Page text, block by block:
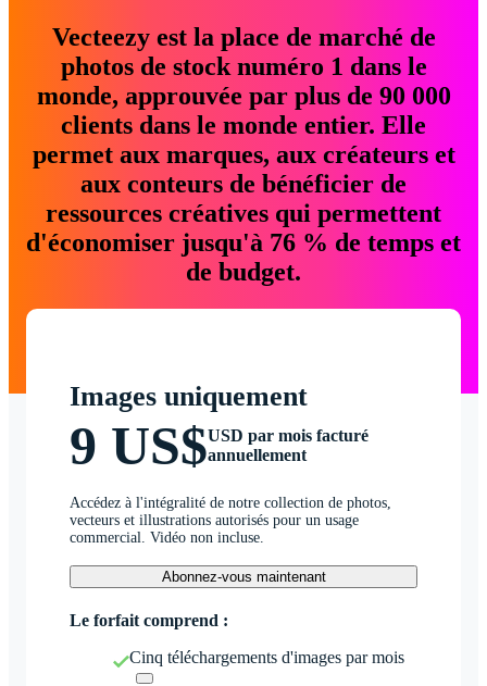
Vecteezy est la place de marché de
photos de stock numéro 1 dans le
monde, approuvée par plus de 90 000
clients dans le monde entier. Elle
permet aux marques, aux créateurs et
aux conteurs de bénéficier de
ressources créatives qui permettent
d'économiser jusqu'à 76 % de temps et
de budget.
Images uniquement
9 US$USD par mois facturé
annuellement
Accédez à l'intégralité de notre collection de photos,
vecteurs et illustrations autorisés pour un usage
commercial. Vidéo non incluse.
Abonnez-vous maintenant
Le forfait comprend :
Cinq téléchargements d'images par mois